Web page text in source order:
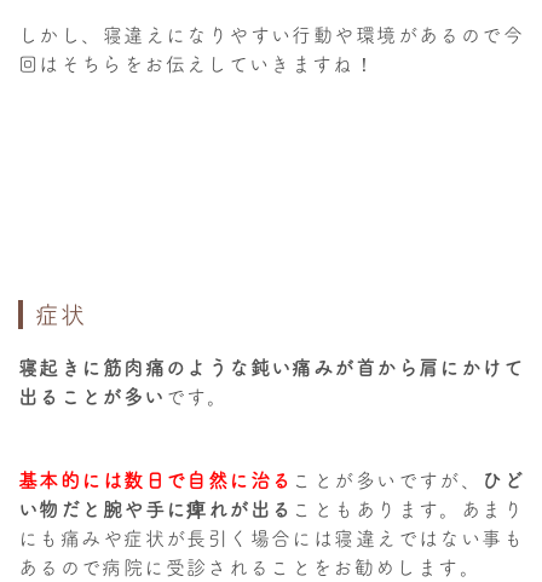
しかし、寝違えになりやすい行動や環境があるので今
回はそちらをお伝えしていきますね！
症状
寝起きに筋肉痛のような鈍い痛みが首から肩にかけて
出ることが多い です。
基本的には数日で自然に治る ことが多いですが、
ひど
い物だと腕や手に痺れが出る こともあります。あまり
にも痛みや症状が長引く場合には寝違えではない事も
あるので病院に受診されることをお勧めします。